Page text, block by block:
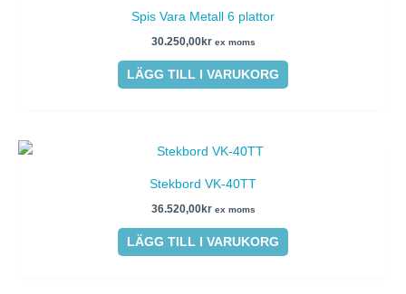
Spis Vara Metall 6 plattor
30.250,00kr ex moms
LÄGG TILL I VARUKORG
Stekbord VK-40TT
36.520,00kr ex moms
LÄGG TILL I VARUKORG